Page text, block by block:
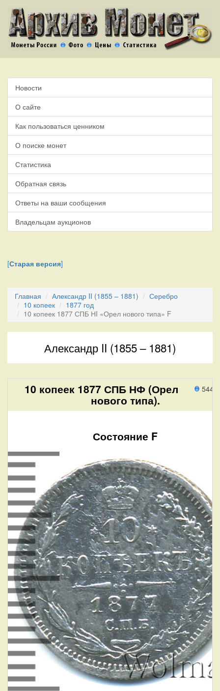
Новости
О сайте
Как пользоваться ценником
О поиске монет
Статистика
Обратная связь
Ответы на ваши сообщения
Владельцам аукционов
[Старая версия]
Главная Александр II (1855 – 1881)
Серебро
10 копеек
1877 год
10 копеек 1877 СПБ НI «Орел нового типа» F
Александр II (1855 – 1881)
544
10 копеек 1877 СПБ НФ (Орел
нового типа).
Состояние F